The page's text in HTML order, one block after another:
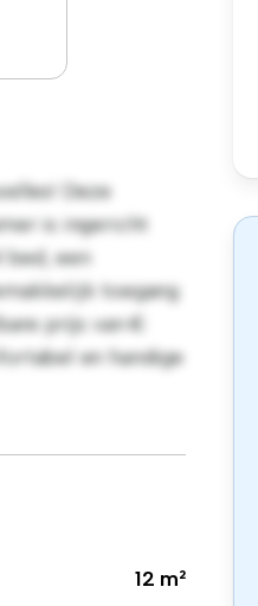
Deze
is ingericht
een
toegang
prijs van €
en handige
12 m²